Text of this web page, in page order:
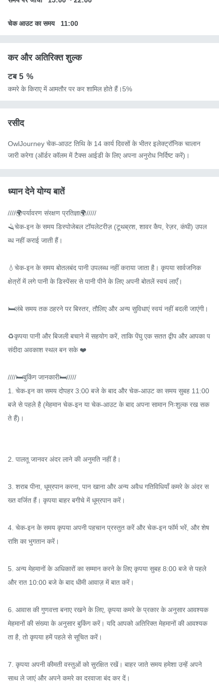
चेक आउट का समय 11:00
कर और अतिरिक्त शुल्क
टब5 %
कमरे के किराए में आमतौर पर कर शामिल होते हैं।5%
रसीद
OwlJourney चेक-आउट तिथि के 14 कार्य दिवसों के भीतर इलेक्ट्रॉनिक चालान
जारी करेगा (ऑर्डर कॉलम में टैक्स आईडी के लिए अपना अनुरोध निर्दिष्ट करें)।
ध्यान देने योग्य बातें
////🌍पर्यावरण संरक्षण प्रतिज्ञा🌍/////
🪒चेक-इन के समय डिस्पोजेबल टॉयलेटरीज़ (टूथब्रश, शावर कैप, रेज़र, कंघी) उपल
ब्ध नहीं कराई जाती हैं।
💧चेक-इन के समय बोतलबंद पानी उपलब्ध नहीं कराया जाता है। कृपया सार्वजनिक
क्षेत्रों में लगे पानी के डिस्पेंसर से पानी पीने के लिए अपनी बोतलें स्वयं लाएँ।
🛏️लंबे समय तक ठहरने पर बिस्तर, तौलिए और अन्य सुविधाएं स्वयं नहीं बदली जाएंगी।
♻️कृपया पानी और बिजली बचाने में सहयोग करें, ताकि पेंघु एक सतत द्वीप और आपका प
संदीदा अवकाश स्थल बन सके ❤️
////🛏️बुकिंग जानकारी🛏️/////
1. चेक-इन का समय दोपहर 3:00 बजे के बाद और चेक-आउट का समय सुबह 11:00
बजे से पहले है (मेहमान चेक-इन या चेक-आउट के बाद अपना सामान निःशुल्क रख सक
ते हैं)।
2. पालतू जानवर अंदर लाने की अनुमति नहीं है।
3. शराब पीना, धूम्रपान करना, पान खाना और अन्य अवैध गतिविधियाँ कमरे के अंदर स
ख्त वर्जित हैं। कृपया बाहर बगीचे में धूम्रपान करें।
4. चेक-इन के समय कृपया अपनी पहचान प्रस्तुत करें और चेक-इन फॉर्म भरें, और शेष
राशि का भुगतान करें।
5. अन्य मेहमानों के अधिकारों का सम्मान करने के लिए कृपया सुबह 8:00 बजे से पहले
और रात 10:00 बजे के बाद धीमी आवाज़ में बात करें।
6. आवास की गुणवत्ता बनाए रखने के लिए, कृपया कमरे के प्रकार के अनुसार आवश्यक
मेहमानों की संख्या के अनुसार बुकिंग करें। यदि आपको अतिरिक्त मेहमानों की आवश्यक
ता है, तो कृपया हमें पहले से सूचित करें।
7. कृपया अपनी कीमती वस्तुओं को सुरक्षित रखें। बाहर जाते समय हमेशा उन्हें अपने
साथ ले जाएं और अपने कमरे का दरवाजा बंद कर दें।